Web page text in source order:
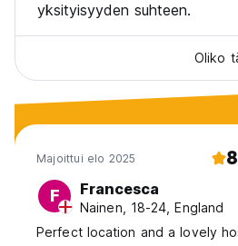
yksityisyyden suhteen.
Oliko
Majoittui elo 2025
F Francesca
Nainen, 18-24, England
Perfect location and a lovely